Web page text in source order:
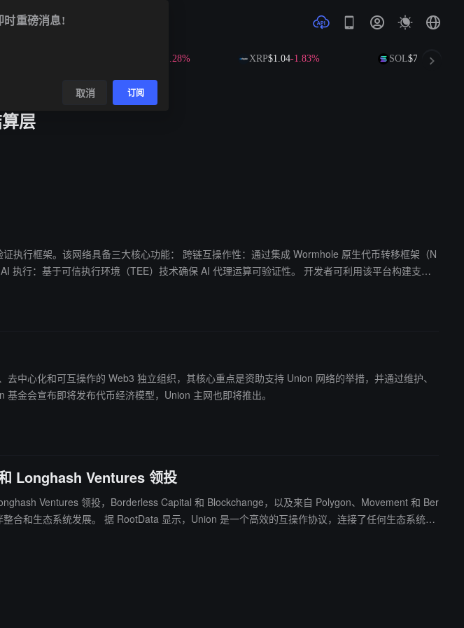
-1.28% XRP$1.04-1.83% SOL$73.15-1.10%
层
互操作性​​：通过集成 Wormhole 原生代币转移框架（N
环境（TEE）技术确保 AI 代理运算可验证性。 开发者可利用该平台构建支持
Dan Reecer 透露，双方正合作推进无缝跨链验证体系建设。
中心化和可互操作的 Web3 独立组织，其核心重点是资助支持 Union 网络的举措，并通过维护、
金会宣布即将发布代币经济模型，Union 主网也即将推出。
Longhash Ventures 领投
Ventures 领投，Borderless Capital 和 Blockchange，以及来自 Polygon、Movement 和 Ber
时重磅消息!
取消 订阅